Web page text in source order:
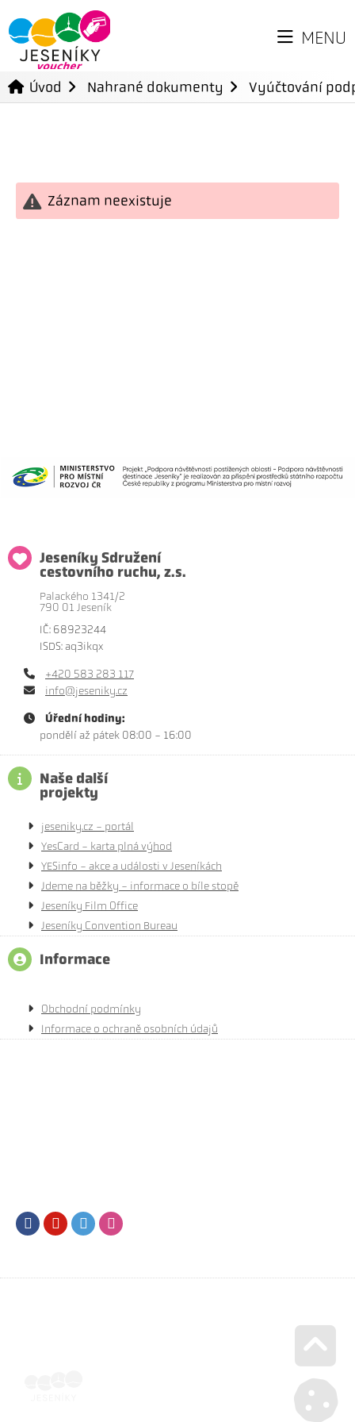
MENU
Úvod Nahrané dokumenty Vyúčtování
Záznam neexistuje
Jeseníky Sdružení
cestovního ruchu, z.s.
Palackého 1341/2
790 01 Jeseník
IČ: 68923244
ISDS: aq3ikqx
+420 583 283 117
info@jeseniky.cz
Úřední hodiny:
pondělí až pátek 08:00 - 16:00
Naše další
projekty
jeseniky.cz - portál
YesCard - karta plná výhod
YESinfo - akce a události v Jeseníkách
Jdeme na běžky - informace o bíle stopě
Jeseníky Film Office
Jeseníky Convention Bureau
Informace
Obchodní podmínky
Informace o ochraně osobních údajů
FacebookYoutubeTwitter
Go